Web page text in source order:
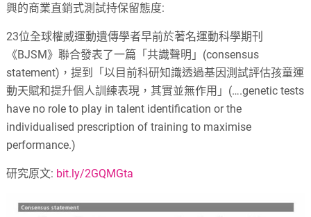
興的商業直銷式測試持保留態度:
23位全球權威運動遺傳學者早前於著名運動科學期刊
《BJSM》聯合發表了一篇「共識聲明」(consensus
statement)，提到「以目前科研知識透過基因測試評估孩童運
動天賦和提升個人訓練表現，其實並無作用」(….genetic tests
have no role to play in talent identification or the
individualised prescription of training to maximise
performance.)
研究原文: bit.ly/2GQMGta